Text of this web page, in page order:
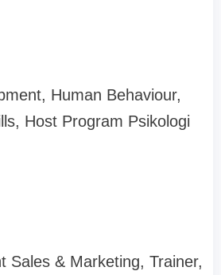
Human Behaviour,
Host Program Psikologi
Sales & Marketing, Trainer,